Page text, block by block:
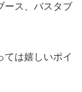
ース、バスタブ
ては嬉しいポイ